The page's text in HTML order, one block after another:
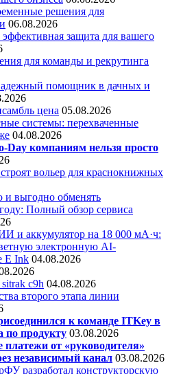
решения для
06.08.2026
защита для вашего
для команды и рекрутинга
помощник в дачных и
цена 05.08.2026
системы: перехваченные
04.08.2026
компаниям нельзя просто
вольер для краснокнижных
и выгодно обменять
Полный обзор сервиса
и аккумулятор на 18 000 мА·ч:
электронную AI-
E Ink 04.08.2026
c9h 04.08.2026
второго этапа линии
к команде ITKey в
по продукту 03.08.2026
от «руководителя»
независимый канал 03.08.2026
разработал конструкторскую